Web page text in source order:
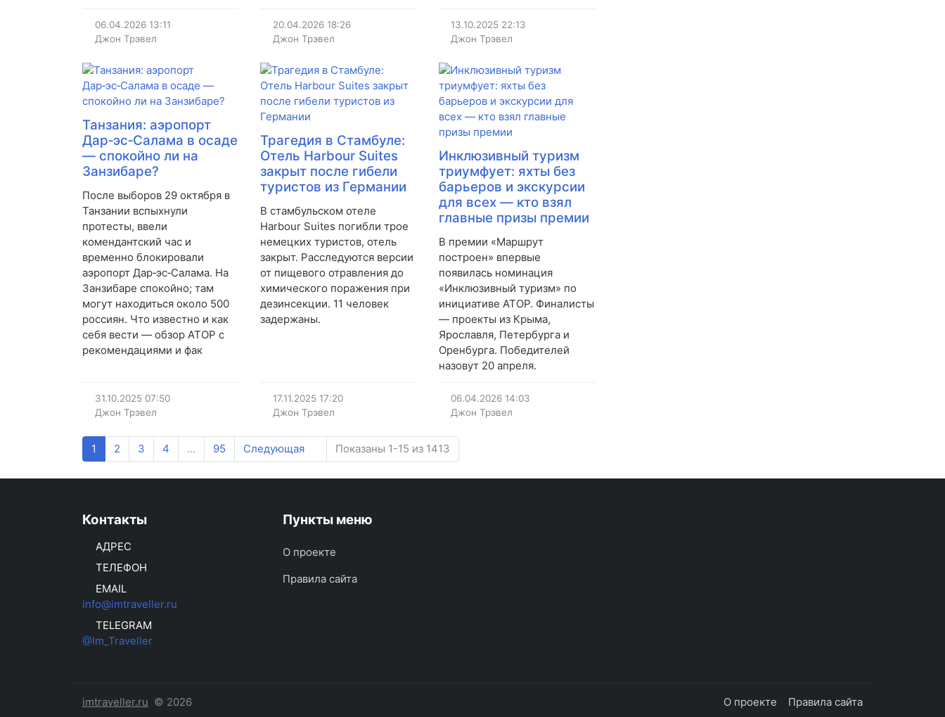
06.04.2026 13:11
Джон Трэвел
20.04.2026 18:26
Джон Трэвел
13.10.2025 22:13
Джон Трэвел
Танзания: аэропорт
Дар‑эс‑Салама в осаде
— спокойно ли на
Занзибаре?
После выборов 29 октября в
Танзании вспыхнули
протесты, ввели
комендантский час и
временно блокировали
аэропорт Дар‑эс‑Салама. На
Занзибаре спокойно; там
могут находиться около 500
россиян. Что известно и как
себя вести — обзор АТОР с
рекомендациями и фак
31.10.2025 07:50
Джон Трэвел
Трагедия в Стамбуле:
Отель Harbour Suites
закрыт после гибели
туристов из Германии
В стамбульском отеле
Harbour Suites погибли трое
немецких туристов, отель
закрыт. Расследуются версии
от пищевого отравления до
химического поражения при
дезинсекции. 11 человек
задержаны.
17.11.2025 17:20
Джон Трэвел
Инклюзивный туризм
триумфует: яхты без
барьеров и экскурсии
для всех — кто взял
главные призы премии
В премии «Маршрут
построен» впервые
появилась номинация
«Инклюзивный туризм» по
инициативе АТОР. Финалисты
— проекты из Крыма,
Ярославля, Петербурга и
Оренбурга. Победителей
назовут 20 апреля.
06.04.2026 14:03
Джон Трэвел
1 2 3 4 ... 95 Следующая Показаны 1-15 из 1413
Контакты
АДРЕС
ТЕЛЕФОН
EMAIL
info@imtraveller.ru
TELEGRAM
@Im_Traveller
Пункты меню
О проекте
Правила сайта
imtraveller.ru © 2026 О проекте Правила сайта